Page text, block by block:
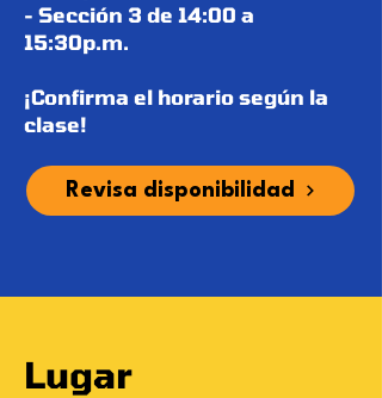
- Sección 3 de 14:00 a
15:30p.m.
¡Confirma el horario según la
clase!
Revisa disponibilidad
Lugar